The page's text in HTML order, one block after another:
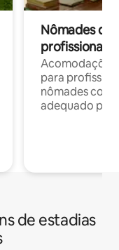
Nômades
profissionais
para
nômades com
adequado
de estadias